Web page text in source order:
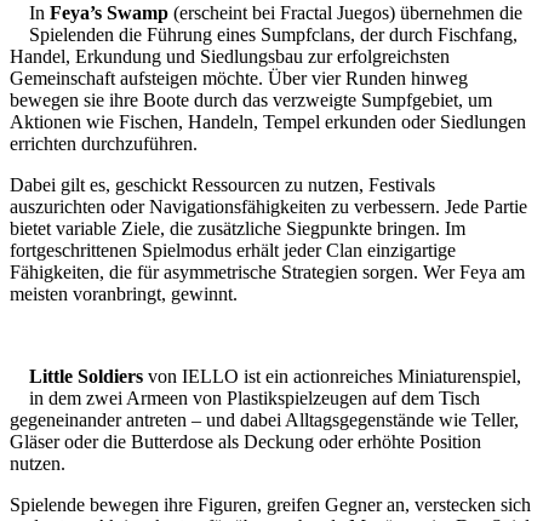
In Feya’s Swamp (erscheint bei Fractal Juegos) übernehmen die
Spielenden die Führung eines Sumpfclans, der durch Fischfang,
Handel, Erkundung und Siedlungsbau zur erfolgreichsten
Gemeinschaft aufsteigen möchte. Über vier Runden hinweg
bewegen sie ihre Boote durch das verzweigte Sumpfgebiet, um
Aktionen wie Fischen, Handeln, Tempel erkunden oder Siedlungen
errichten durchzuführen.
Dabei gilt es, geschickt Ressourcen zu nutzen, Festivals
auszurichten oder Navigationsfähigkeiten zu verbessern. Jede Partie
bietet variable Ziele, die zusätzliche Siegpunkte bringen. Im
fortgeschrittenen Spielmodus erhält jeder Clan einzigartige
Fähigkeiten, die für asymmetrische Strategien sorgen. Wer Feya am
meisten voranbringt, gewinnt.
Little Soldiers von IELLO ist ein actionreiches Miniaturenspiel,
in dem zwei Armeen von Plastikspielzeugen auf dem Tisch
gegeneinander antreten – und dabei Alltagsgegenstände wie Teller,
Gläser oder die Butterdose als Deckung oder erhöhte Position
nutzen.
Spielende bewegen ihre Figuren, greifen Gegner an, verstecken sich